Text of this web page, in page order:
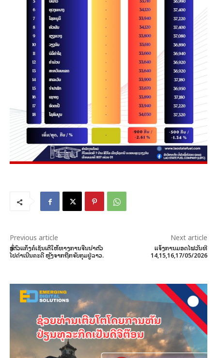
Previous article
ສົ່ງຕົວແກ້ງຄໍເຊັນເຕີໃຫ້ທາງການຈີນນຳຕົວ
ໄປດຳເນີນຄະດີ ຫຼັງຈາກຖືກຈັບກຸມຢູ່ລາວ.
Next article
ແຈ້ງການມອດໄຟວັນທີ
14,15,16,17/05/2026